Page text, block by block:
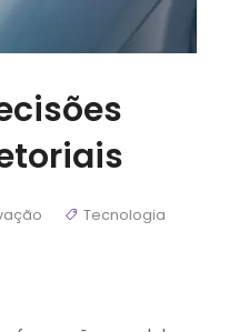
Tecnologia